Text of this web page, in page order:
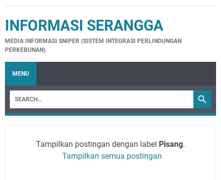
INFORMASI SERANGGA
MEDIA INFORMASI SNIPER (SISTEM INTEGRASI PERLINDUNGAN
PERKEBUNAN)
MENU
Tampilkan postingan dengan label Pisang.
Tampilkan semua postingan